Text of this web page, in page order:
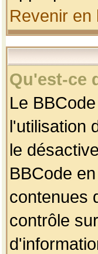
Revenir en
Qu'est-ce
Le
l'utilisation
le
BBCode
contenues
contrôle